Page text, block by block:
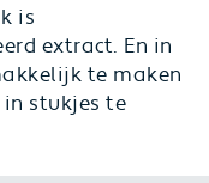
is
extract. En in
te maken
stukjes te